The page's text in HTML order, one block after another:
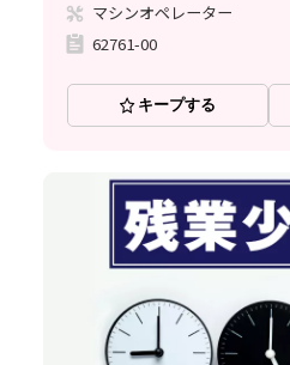
マシンオペレーター
62761-00
キープする